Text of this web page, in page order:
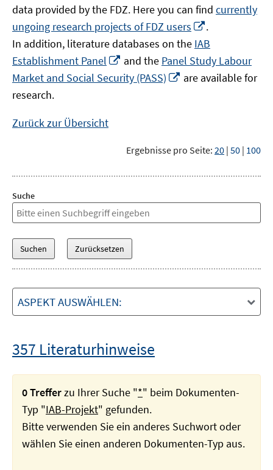
data provided by the FDZ. Here you can find currently
ungoing research projects of FDZ users
neuem
Fenster
öffnen
.
In addition, literature databases on the IAB
Establishment Panel
In
neuem
Fenster
and the Panel Study Labour
Market and Social Security (PASS)
In
are available for
research.
Zurück zur Übersicht
Ergebnisse pro Seite: 20 | 50 | 100
Suche
ASPEKT AUSWÄHLEN:
357 Literaturhinweise
0 Trefferzu Ihrer Suche "*" beim Dokumenten-
Typ "IAB-Projekt" gefunden.
Bitte verwenden Sie ein anderes Suchwort oder
wählen Sie einen anderen Dokumenten-Typ aus.